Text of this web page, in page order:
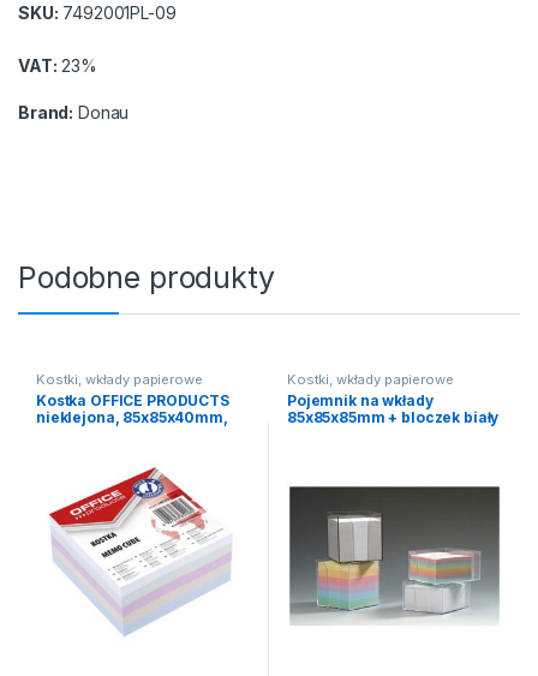
SKU: 7492001PL-09
VAT: 23%
Brand: Donau
Podobne produkty
Kostki, wkłady papierowe
Kostka OFFICE PRODUCTS
nieklejona, 85x85x40mm,
Kostki, wkłady papierowe
Pojemnik na wkłady
85x85x85mm + bloczek biały